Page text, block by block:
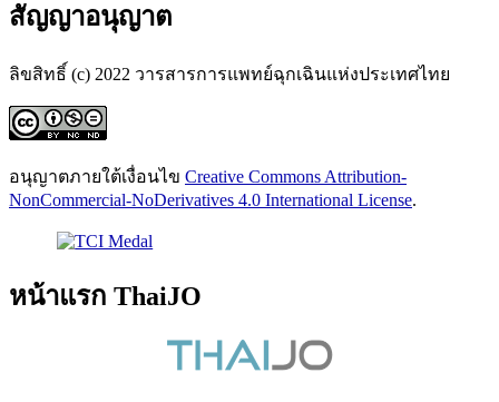
สัญญาอนุญาต
ลิขสิทธิ์ (c) 2022 วารสารการแพทย์ฉุกเฉินแห่งประเทศไทย
อนุญาตภายใต้เงื่อนไข Creative Commons Attribution-
NonCommercial-NoDerivatives 4.0 International License.
หน้าแรก ThaiJO